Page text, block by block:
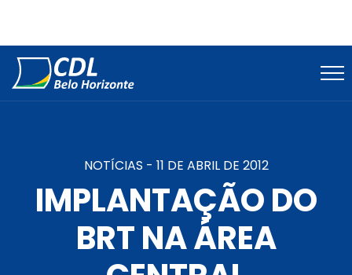
NOTÍCIAS - 11 DE ABRIL DE 2012
IMPLANTAÇÃO DO
BRT NA ÁREA